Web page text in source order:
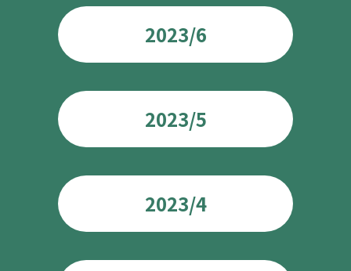
2023/6
2023/5
2023/4